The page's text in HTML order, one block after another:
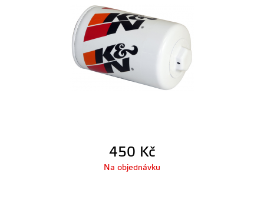
450 Kč
Na objednávku